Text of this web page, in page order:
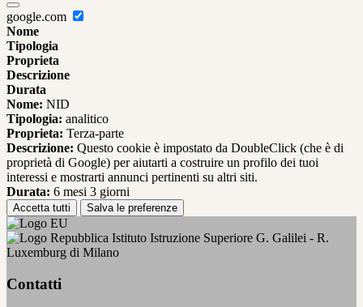
google.com
Nome
Tipologia
Proprieta
Descrizione
Durata
Nome: NID
Tipologia: analitico
Proprieta: Terza-parte
Descrizione: Questo cookie è impostato da DoubleClick (che è di
proprietà di Google) per aiutarti a costruire un profilo dei tuoi
interessi e mostrarti annunci pertinenti su altri siti.
Durata: 6 mesi 3 giorni
Accetta tutti Salva le preferenze
Istituto Istruzione Superiore G. Galilei - R.
Luxemburg di Milano
Contatti